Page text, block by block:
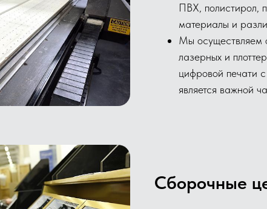
ПВХ, полистирол,
материалы и
Мы осуществляем
лазерных и
цифровой печати
является важной
Сборочные